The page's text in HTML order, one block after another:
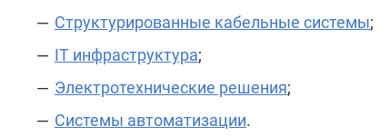
Структурированные кабельные системы;
IT инфраструктура;
Электротехнические решения;
Системы автоматизации.